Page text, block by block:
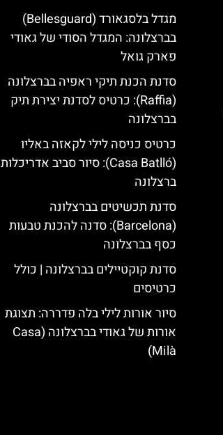
מגדל בלסגאורד (Bellesguard)
בברצלונה: המגדל הסודי של גאודי
פארק גואל
סדנת הכנת תיקי ראפיה בברצלונה
(Raffia): כרטיס לסדנת יצירת תיק
בברצלונה
כרטיס כניסה לילי לקאזה באליו
(Casa Batlló): סיור סביב אדריכלות
ברצלונה
סדנת תכשיטים בברצלונה
(Barcelona): סדנה להכנת טבעות
כסף בברצלונה
סדנת קוקטיילים בברצלונה | כולל
כרטיסים
סיור אורות לילי בלה פדררה: תצוגת
אורות של גאודי בברצלונה (Casa
Milà)